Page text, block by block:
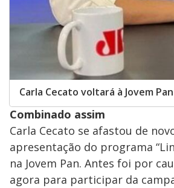
Carla Cecato voltará à Jovem Pan
Combinado assim
Carla Cecato se afastou de
apresentação do programa
na Jovem Pan. Antes foi por
agora para participar da